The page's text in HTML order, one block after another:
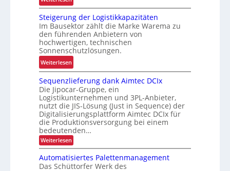
r
h
e
i
t
d
u
r
c
h
L
E
D
-
P
o
G
B
a
u
r
e
i
h
e
n
j
e
t
z
t
e
r
M
i
e
t
g
e
s
c
h
ä
f
t
f
ü
r
k
u
Steigerung der Logistikkapazitäten
Im Bausektor zählt die Marke Warema zu
den führenden Anbietern von
hochwertigen, technischen
Sonnenschutzlösungen.
Weiterlesen:
S
t
e
i
g
e
r
u
n
g
d
Sequenzlieferung dank Aimtec DCIx
Die Jipocar-Gruppe, ein
Logistikunternehmen und 3PL-Anbieter,
nutzt die JIS-Lösung (Just in Sequence) der
Digitalisierungsplattform Aimtec DCIx für
die Produktionsversorgung bei einem
bedeutenden…
Weiterlesen:
S
e
q
u
Automatisiertes Palettenmanagement
Das Schüttorfer Werk des